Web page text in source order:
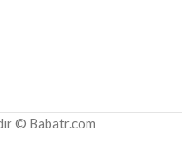
© Babatr.com